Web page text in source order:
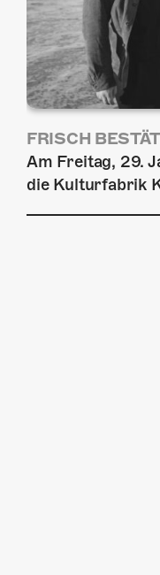
FRISCH
Am Freitag, 29.
die Kulturfabrik